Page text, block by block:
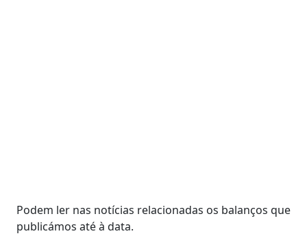
Podem ler nas notícias relacionadas os balanços que
publicámos até à data.